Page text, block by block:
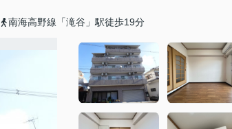
南海高野線「滝谷」駅徒歩19分